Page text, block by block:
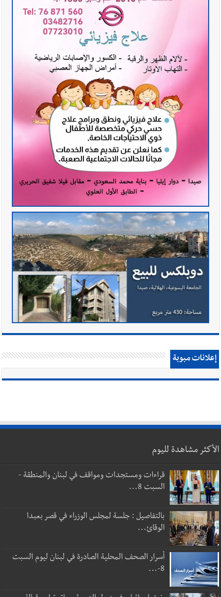
إعلانات مبوبة
الأكثر مشاهدة لليوم
قراءات ومستجدات ومواقف في لبنان والمنطقة -
السبت 8...
بالتفاصيل : جلسة لمجلس الوزراء في قصر بعبدا
الوقائ...
أسرار الصحف المحلية الصادرة في لبنان ليوم السبت
8-...